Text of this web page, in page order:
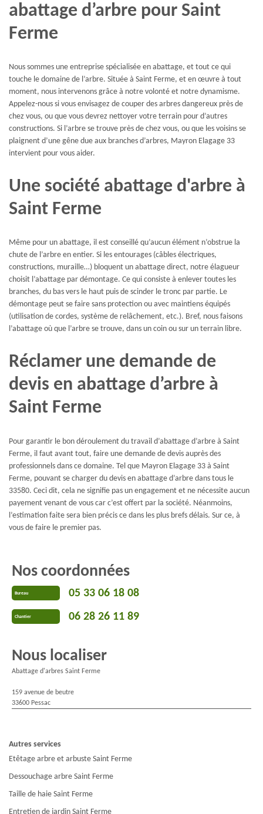
abattage d’arbre pour Saint
Ferme
Nous sommes une entreprise spécialisée en abattage, et tout ce qui
touche le domaine de l’arbre. Située à Saint Ferme, et en œuvre à tout
moment, nous intervenons grâce à notre volonté et notre dynamisme.
Appelez-nous si vous envisagez de couper des arbres dangereux près de
chez vous, ou que vous devrez nettoyer votre terrain pour d’autres
constructions. Si l’arbre se trouve près de chez vous, ou que les voisins se
plaignent d’une gêne due aux branches d’arbres, Mayron Elagage 33
intervient pour vous aider.
Une société abattage d'arbre à
Saint Ferme
Même pour un abattage, il est conseillé qu’aucun élément n’obstrue la
chute de l’arbre en entier. Si les entourages (câbles électriques,
constructions, muraille…) bloquent un abattage direct, notre élagueur
choisit l’abattage par démontage. Ce qui consiste à enlever toutes les
branches, du bas vers le haut puis de scinder le tronc par partie. Le
démontage peut se faire sans protection ou avec maintiens équipés
(utilisation de cordes, système de relâchement, etc.). Bref, nous faisons
l’abattage où que l’arbre se trouve, dans un coin ou sur un terrain libre.
Réclamer une demande de
devis en abattage d’arbre à
Saint Ferme
Pour garantir le bon déroulement du travail d’abattage d’arbre à Saint
Ferme, il faut avant tout, faire une demande de devis auprès des
professionnels dans ce domaine. Tel que Mayron Elagage 33 à Saint
Ferme, pouvant se charger du devis en abattage d’arbre dans tous le
33580. Ceci dit, cela ne signifie pas un engagement et ne nécessite aucun
payement venant de vous car c’est offert par la société. Néanmoins,
l’estimation faite sera bien précis ce dans les plus brefs délais. Sur ce, à
vous de faire le premier pas.
Nos coordonnées
Bureau 05 33 06 18 08
Chantier 06 28 26 11 89
Nous localiser
Abattage d'arbres Saint Ferme
159 avenue de beutre
33600 Pessac
Autres services
Etêtage arbre et arbuste Saint Ferme
Dessouchage arbre Saint Ferme
Taille de haie Saint Ferme
Entretien de jardin Saint Ferme